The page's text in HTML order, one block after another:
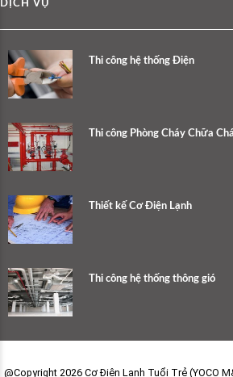
DỊCH VỤ
Thi công hệ thống Điện
Thi công Phòng Cháy Chữa
Thiết kế Cơ Điện Lạnh
Thi công hệ thống thông gió
@Copyright 2026 Cơ Điện Lạnh Tuổi Trẻ (YOCO